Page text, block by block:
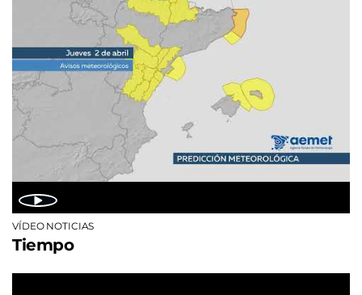
VÍDEO NOTICIAS
Tiempo